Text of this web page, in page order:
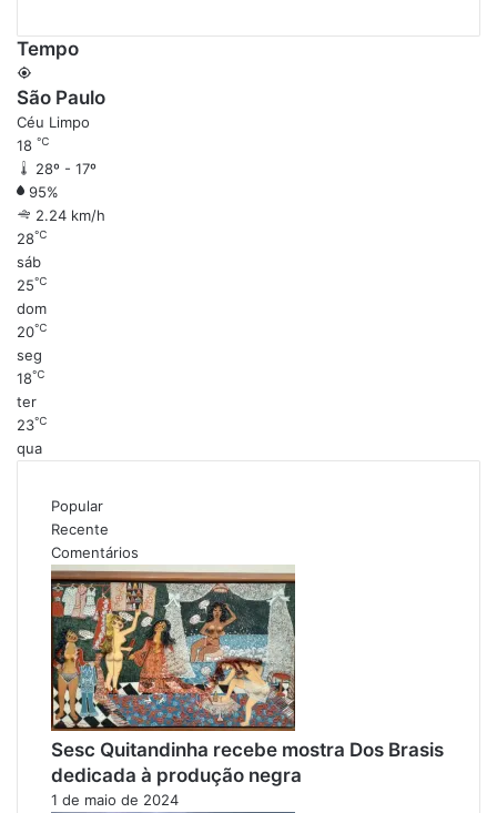
Tempo
São Paulo
Céu Limpo
18 ℃
28º - 17º
95%
2.24 km/h
28℃
sáb
25℃
dom
20℃
seg
18℃
ter
23℃
qua
Popular
Recente
Comentários
Sesc Quitandinha recebe mostra Dos Brasis
dedicada à produção negra
1 de maio de 2024